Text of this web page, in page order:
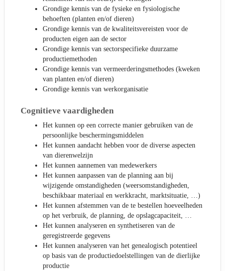
Grondige kennis van de fysieke en fysiologische
behoeften (planten en/of dieren)
Grondige kennis van de kwaliteitsvereisten voor de
producten eigen aan de sector
Grondige kennis van sectorspecifieke duurzame
productiemethoden
Grondige kennis van vermeerderingsmethodes (kweken
van planten en/of dieren)
Grondige kennis van werkorganisatie
Cognitieve vaardigheden
Het kunnen op een correcte manier gebruiken van de
persoonlijke beschermingsmiddelen
Het kunnen aandacht hebben voor de diverse aspecten
van dierenwelzijn
Het kunnen aannemen van medewerkers
Het kunnen aanpassen van de planning aan bij
wijzigende omstandigheden (weersomstandigheden,
beschikbaar materiaal en werkkracht, marktsituatie, …)
Het kunnen afstemmen van de te bestellen hoeveelheden
op het verbruik, de planning, de opslagcapaciteit, …
Het kunnen analyseren en synthetiseren van de
geregistreerde gegevens
Het kunnen analyseren van het genealogisch potentieel
op basis van de productiedoelstellingen van de dierlijke
productie